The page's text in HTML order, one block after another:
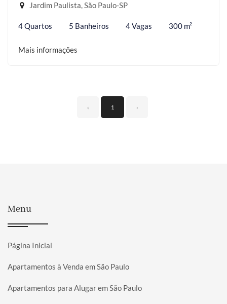
Jardim Paulista, São Paulo-SP
4 Quartos 5 Banheiros 4 Vagas 300 m²
Mais informações
‹ 1 ›
Menu
Página Inicial
Apartamentos à Venda em São Paulo
Apartamentos para Alugar em São Paulo